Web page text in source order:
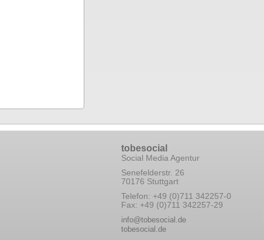
tobesocial
Social Media Agentur
Senefelderstr. 26
70176 Stuttgart
Telefon: +49 (0)711 342257-0
Fax: +49 (0)711 342257-29
info@tobesocial.de
tobesocial.de